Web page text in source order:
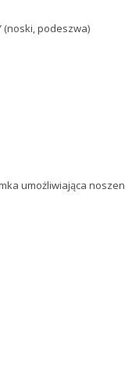
(noski, podeszwa)
umożliwiająca